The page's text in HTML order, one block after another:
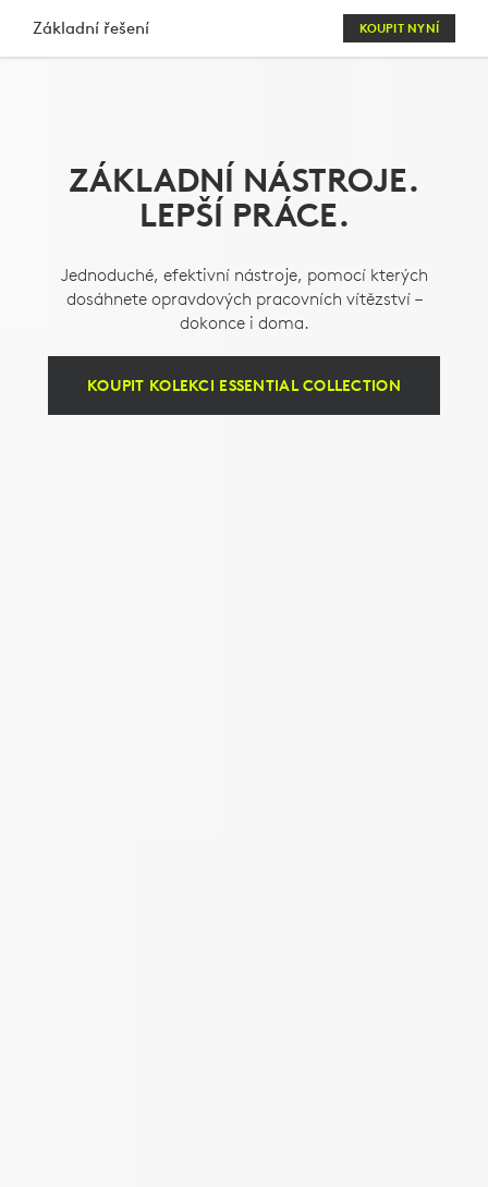
SADA
LOGITECH
ESSENTIALS
S WEBOVOU
KAMEROU
NÁHLAVNÍ
SOUPRAVOU
Základní řešení KOUPIT NYNÍ
ZÁKLADNÍ NÁSTROJE.
LEPŠÍ PRÁCE.
Jednoduché, efektivní nástroje, pomocí kterých
dosáhnete opravdových pracovních vítězství –
dokonce i doma.
KOUPIT KOLEKCI ESSENTIAL COLLECTION